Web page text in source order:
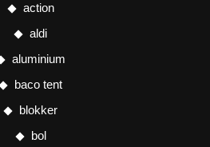
action
aldi
aluminium
baco tent
blokker
bol